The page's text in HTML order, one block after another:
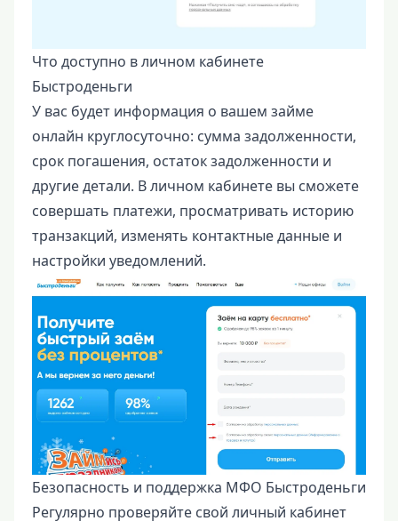
Что доступно в личном кабинете
Быстроденьги
У вас будет информация о вашем займе
онлайн круглосуточно: сумма задолженности,
срок погашения, остаток задолженности и
другие детали. В личном кабинете вы сможете
совершать платежи, просматривать историю
транзакций, изменять контактные данные и
настройки уведомлений.
Безопасность и поддержка МФО Быстроденьги
Регулярно проверяйте свой личный кабинет